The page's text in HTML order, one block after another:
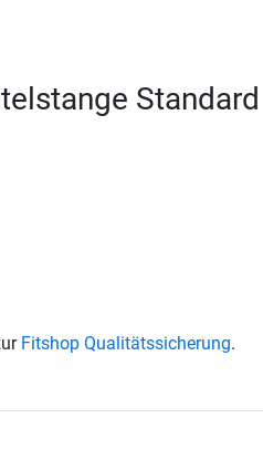
Standard
Fitshop Qualitätssicherung.